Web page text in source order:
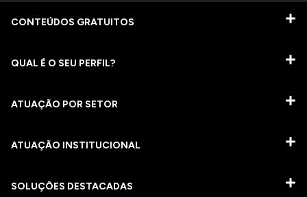
CONTEÚDOS GRATUITOS
QUAL É O SEU PERFIL?
ATUAÇÃO POR SETOR
ATUAÇÃO INSTITUCIONAL
SOLUÇÕES DESTACADAS